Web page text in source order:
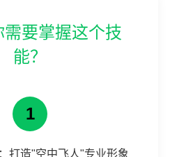
需要掌握这个技
能？
1
打造"空中飞人"专业形象